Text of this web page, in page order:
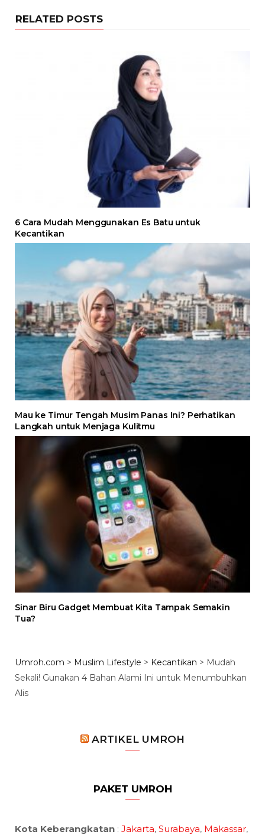
RELATED POSTS
6 Cara Mudah Menggunakan Es Batu untuk
Kecantikan
Mau ke Timur Tengah Musim Panas Ini? Perhatikan
Langkah untuk Menjaga Kulitmu
Sinar Biru Gadget Membuat Kita Tampak Semakin
Tua?
Umroh.com > Muslim Lifestyle > Kecantikan > Mudah
Sekali! Gunakan 4 Bahan Alami Ini untuk Menumbuhkan
Alis
ARTIKEL UMROH
PAKET UMROH
Kota Keberangkatan : Jakarta, Surabaya, Makassar,